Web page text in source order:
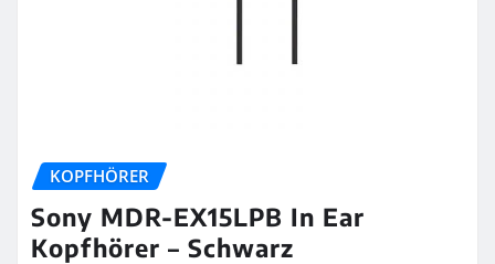
KOPFHÖRER
Sony MDR-EX15LPB In Ear
Kopfhörer – Schwarz